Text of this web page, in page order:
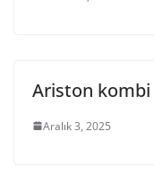
Ariston kombi
Aralık 3, 2025